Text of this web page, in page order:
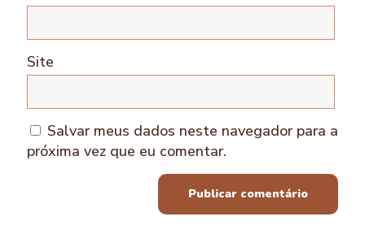
Site
Salvar meus dados neste navegador para a
próxima vez que eu comentar.